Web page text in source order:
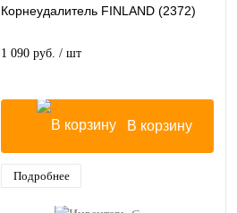
Корнеудалитель FINLAND (2372)
1 090 руб. / шт
В корзину
Подробнее